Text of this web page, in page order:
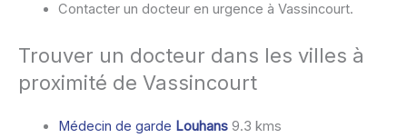
Contacter un docteur en urgence à Vassincourt.
Trouver un docteur dans les villes à
proximité de Vassincourt
Médecin de garde Louhans9.3 kms